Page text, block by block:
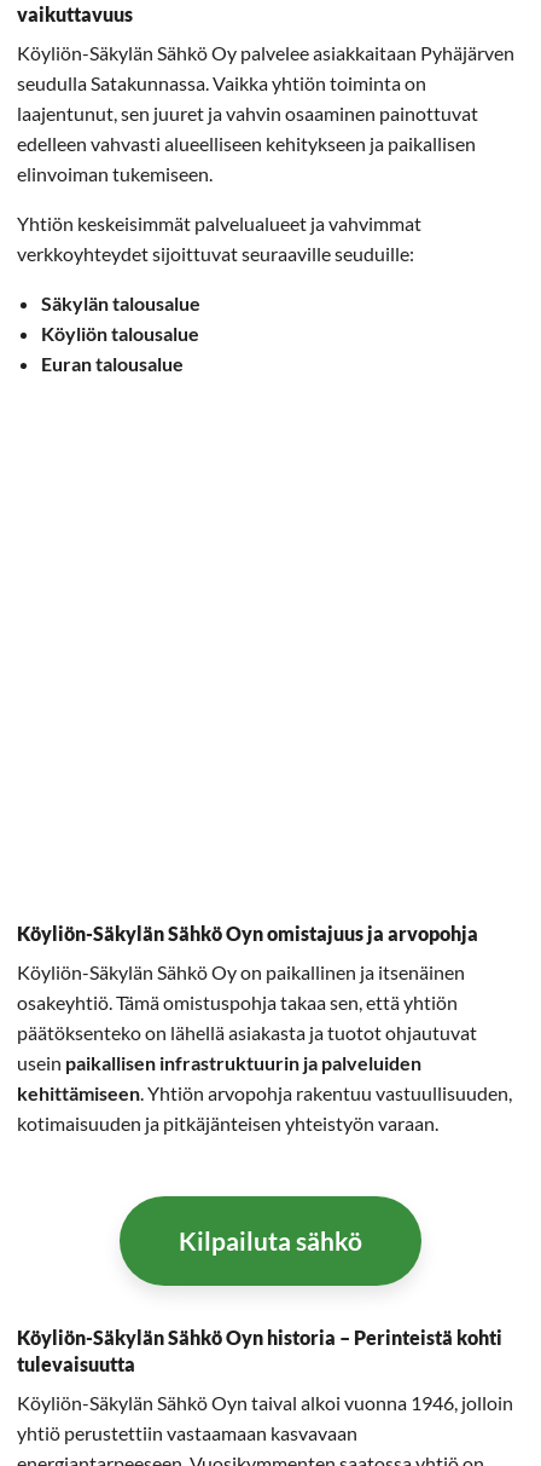
vaikuttavuus
Köyliön-Säkylän Sähkö Oy palvelee asiakkaitaan Pyhäjärven
seudulla Satakunnassa. Vaikka yhtiön toiminta on
laajentunut, sen juuret ja vahvin osaaminen painottuvat
edelleen vahvasti alueelliseen kehitykseen ja paikallisen
elinvoiman tukemiseen.
Yhtiön keskeisimmät palvelualueet ja vahvimmat
verkkoyhteydet sijoittuvat seuraaville seuduille:
Säkylän talousalue
Köyliön talousalue
Euran talousalue
Köyliön-Säkylän Sähkö Oyn omistajuus ja arvopohja
Köyliön-Säkylän Sähkö Oy on paikallinen ja itsenäinen
osakeyhtiö. Tämä omistuspohja takaa sen, että yhtiön
päätöksenteko on lähellä asiakasta ja tuotot ohjautuvat
usein paikallisen infrastruktuurin ja palveluiden
kehittämiseen . Yhtiön arvopohja rakentuu vastuullisuuden,
kotimaisuuden ja pitkäjänteisen yhteistyön varaan.
Kilpailuta sähkö
Köyliön-Säkylän Sähkö Oyn historia – Perinteistä kohti
tulevaisuutta
Köyliön-Säkylän Sähkö Oyn taival alkoi vuonna 1946, jolloin
yhtiö perustettiin vastaamaan kasvavaan